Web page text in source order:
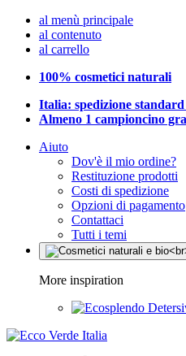
al menù principale
al contenuto
al carrello
100% cosmetici naturali
Italia: spedizione
Almeno 1 campioncino
Aiuto
Dov'è il mio ordine?
Restituzione prodotti
Costi di spedizione
Opzioni di pagamento
Contattaci
Tutti i temi
More inspiration